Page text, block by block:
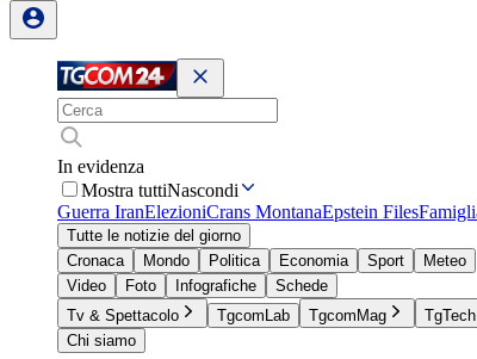
In evidenza
Mostra tuttiNascondi
Guerra IranElezioniCrans MontanaEpstein Files
Tutte le notizie del giorno
Cronaca
Mondo Politica Economia Sport
Meteo
Video
Foto Infografiche
Schede
Tv & Spettacolo
TgcomLab TgcomMag TgTech
Chi siamo